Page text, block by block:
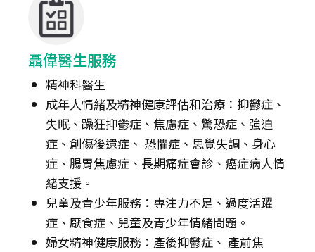
聶偉醫生服務
精神科醫生
成年人情緒及精神健康評估和治療：抑鬱症、
失眠、躁狂抑鬱症、焦慮症、驚恐症、強迫
症、創傷後遺症、 恐懼症、思覺失調、身心
症、腸胃焦慮症、長期痛症會診、癌症病人情
緒支援。
兒童及青少年服務：專注力不足、過度活躍
症、厭食症、兒童及青少年情緒問題。
婦女精神健康服務：產後抑鬱症、 產前焦